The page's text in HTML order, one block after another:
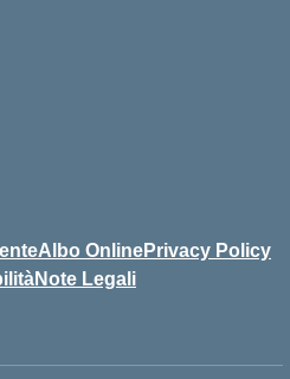
Albo OnlinePrivacy Policy
Note Legali